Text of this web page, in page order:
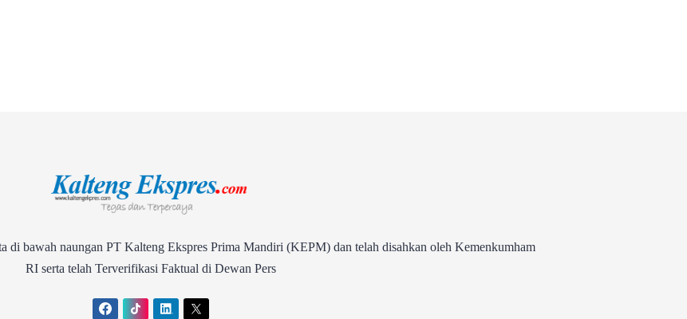
bawah naungan PT Kalteng Ekspres Prima Mandiri (KEPM) dan telah disahkan oleh Kemenkumham
RI serta telah Terverifikasi Faktual di Dewan Pers